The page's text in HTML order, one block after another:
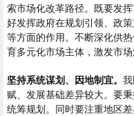
索市场化改革路径。既要发
好发挥政府在规划引领、政
等方面的作用。不断深化供
育多元化市场主体，激发市场
坚持系统谋划、因地制宜。
赋、发展基础差异较大。要
统筹规划。同时要注重地区